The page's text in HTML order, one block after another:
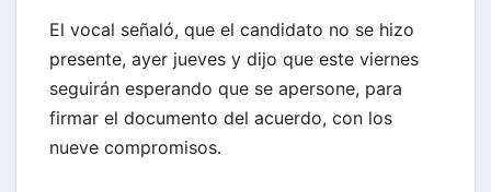
El vocal señaló, que el candidato no se hizo
presente, ayer jueves y dijo que este viernes
seguirán esperando que se apersone, para
firmar el documento del acuerdo, con los
nueve compromisos.